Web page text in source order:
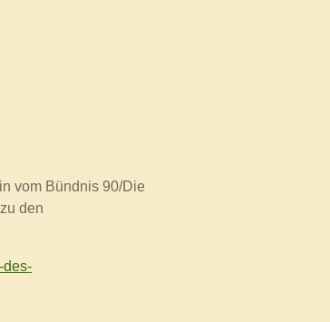
vom Bündnis 90/Die
den
des-